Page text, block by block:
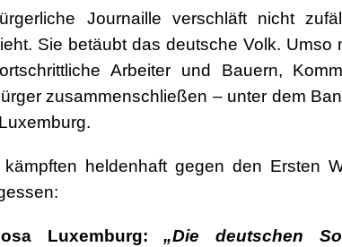
Journaille verschläft nicht
Sie betäubt das deutsche Volk. Umso
Arbeiter und Bauern,
zusammenschließen – unter dem
kämpften heldenhaft gegen den Ersten
Luxemburg:„Die deutschen